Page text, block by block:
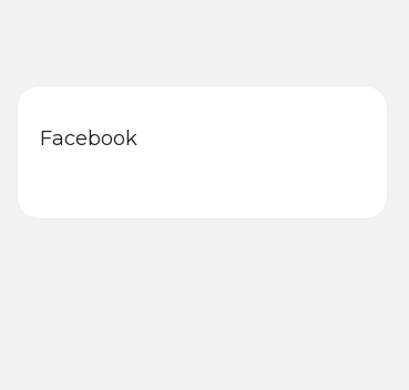
Facebook